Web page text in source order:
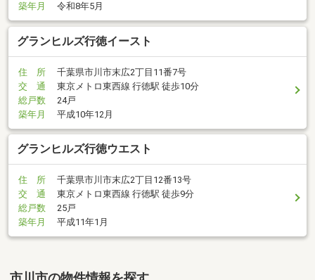
築年月
令和8年5月
グランヒルズ行徳イースト
住 所
千葉県市川市末広2丁目11番7号
交 通
東京メトロ東西線 行徳駅 徒歩10分
総戸数
24戸
築年月
平成10年12月
グランヒルズ行徳ウエスト
住 所
千葉県市川市末広2丁目12番13号
交 通
東京メトロ東西線 行徳駅 徒歩9分
総戸数
25戸
築年月
平成11年1月